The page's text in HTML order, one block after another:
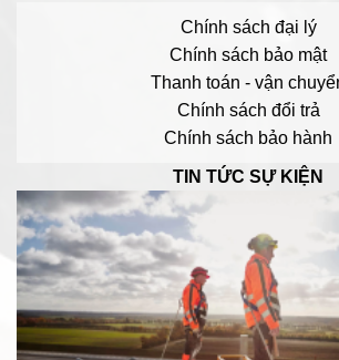
Chính sách đại lý
Chính sách bảo mật
Thanh toán - vận
Chính sách đổi trả
Chính sách bảo hành
TIN TỨC SỰ KIỆN